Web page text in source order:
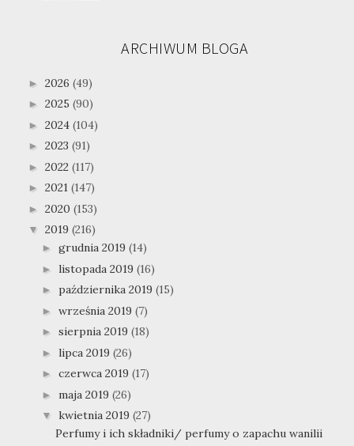
ARCHIWUM BLOGA
► 2026 (49)
► 2025 (90)
► 2024 (104)
► 2023 (91)
► 2022 (117)
► 2021 (147)
► 2020 (153)
▼ 2019 (216)
► grudnia 2019 (14)
► listopada 2019 (16)
► października 2019 (15)
► września 2019 (7)
► sierpnia 2019 (18)
► lipca 2019 (26)
► czerwca 2019 (17)
► maja 2019 (26)
▼ kwietnia 2019 (27)
Perfumy i ich składniki/ perfumy o zapachu wanilii